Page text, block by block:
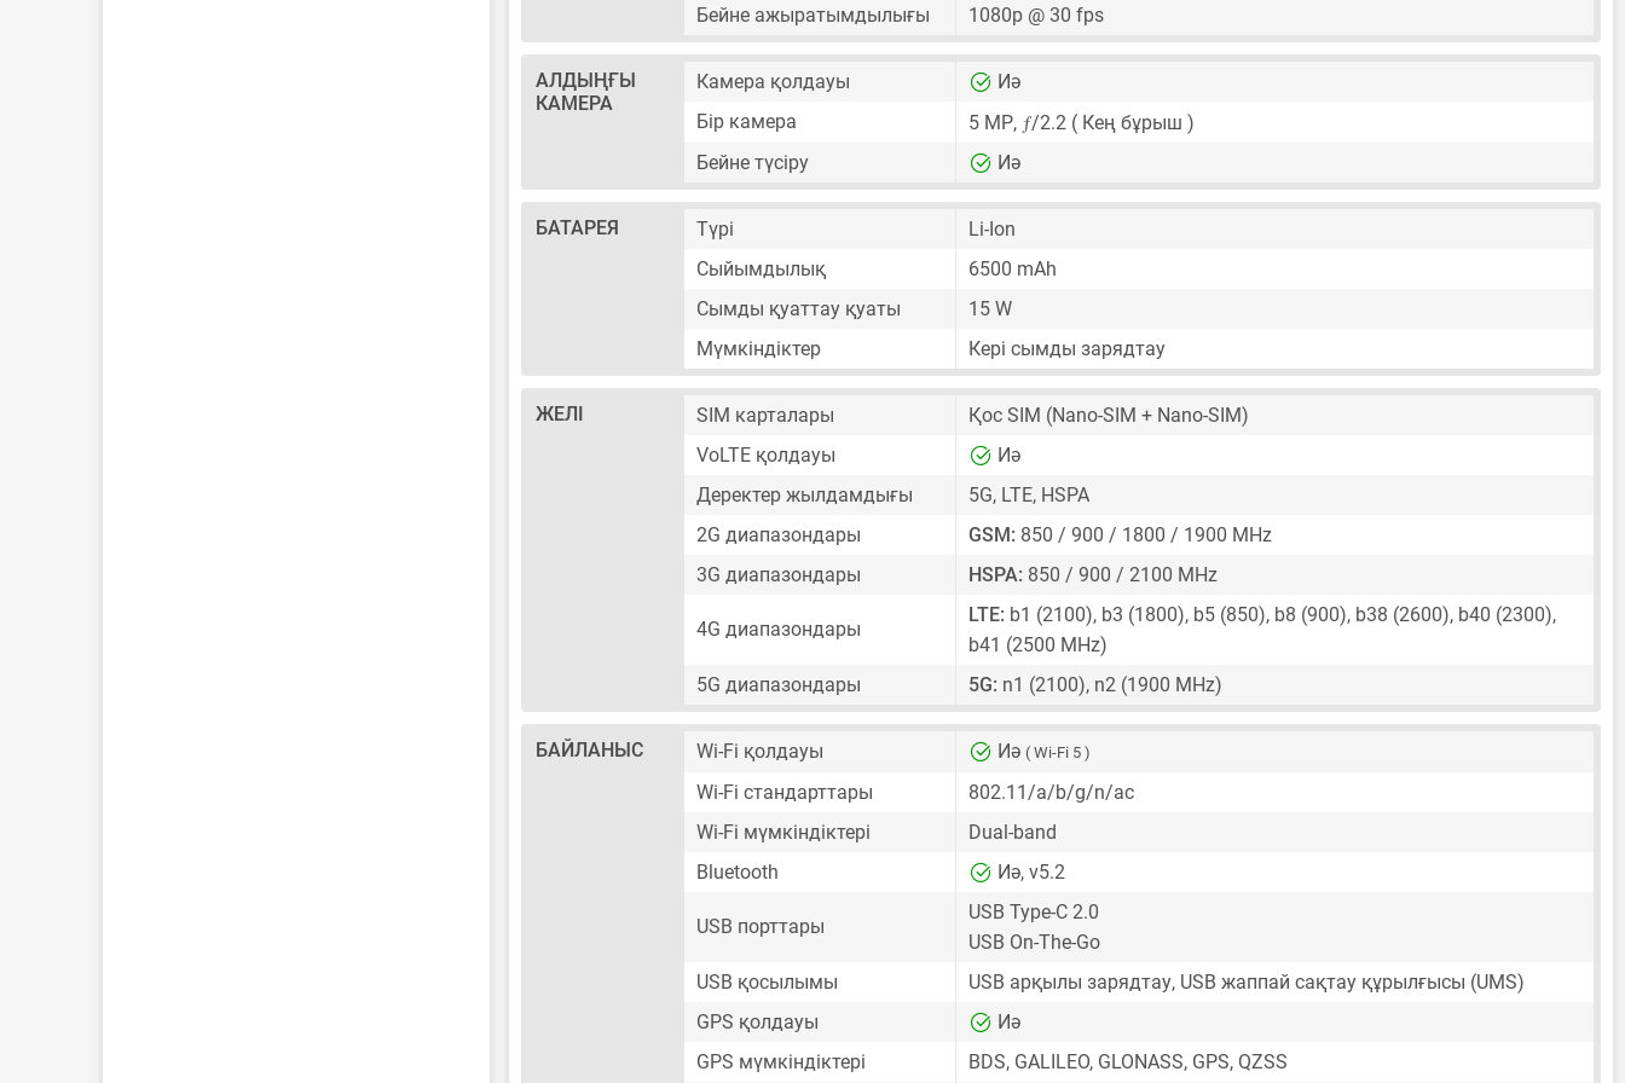
Бейне ажыратымдылығы
1080p @ 30 fps
АЛДЫҢҒЫ
КАМЕРА
Камера қолдауы
Иә
Бір камера
5 MP, ƒ/2.2 ( Кең бұрыш )
Бейне түсіру
Иә
БАТАРЕЯ Түрі
Li-Ion
Сыйымдылық
6500 mAh
Сымды қуаттау қуаты
15 W
Мүмкіндіктер
Кері сымды зарядтау
ЖЕЛІ SIM карталары Қос SIM (Nano-SIM + Nano-SIM)
VoLTE қолдауы
Иә
Деректер жылдамдығы
5G, LTE, HSPA
2G диапазондары
GSM: 850 / 900 / 1800 / 1900 MHz
3G диапазондары
HSPA: 850 / 900 / 2100 MHz
4G диапазондары
LTE: b1 (2100), b3 (1800), b5 (850), b8 (900), b38 (2600), b40 (2300),
b41 (2500 MHz)
5G диапазондары
5G: n1 (2100), n2 (1900 MHz)
БАЙЛАНЫС Wi-Fi қолдауы Иә ( Wi-Fi 5 )
Wi-Fi стандарттары
802.11/a/b/g/n/ac
Wi-Fi мүмкіндіктері
Dual-band
Bluetooth
Иә, v5.2
USB порттары
USB Type-C 2.0
USB On-The-Go
USB қосылымы
USB арқылы зарядтау, USB жаппай сақтау құрылғысы (UMS)
GPS қолдауы
Иә
GPS мүмкіндіктері
BDS, GALILEO, GLONASS, GPS, QZSS